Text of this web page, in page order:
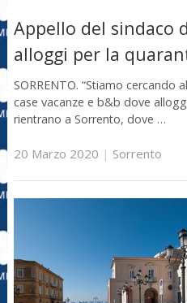
Appello del sindaco
alloggi per la
SORRENTO. “Stiamo
case vacanze e b&b dove
rientrano a Sorrento, dove …
20 Marzo 2020 | Sorrento